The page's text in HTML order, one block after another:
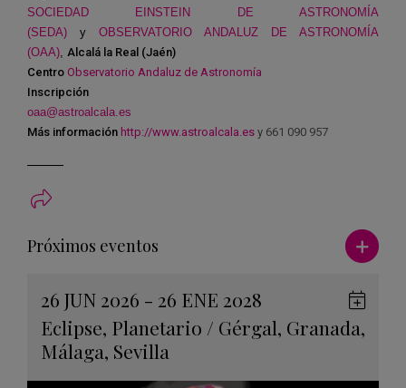
SOCIEDAD EINSTEIN DE ASTRONOMÍA
(SEDA) y OBSERVATORIO ANDALUZ DE ASTRONOMÍA
(OAA) Alcalá la Real (Jaén)
Centro Observatorio Andaluz de Astronomía
Inscripción
oaa@astroalcala.es
Más información http://www.astroalcala.es y 661 090 957
Próximos eventos Ver más
26 JUN 2026 - 26 ENE 2028
Eclipse, Planetario / Gérgal, Granada,
Málaga, Sevilla
en